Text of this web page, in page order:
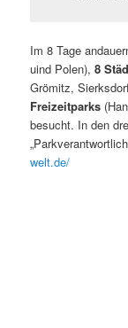
Im 8 Tage
uind Polen), 8
Grömitz,
Freizeitparks
besucht. In den
welt.de/